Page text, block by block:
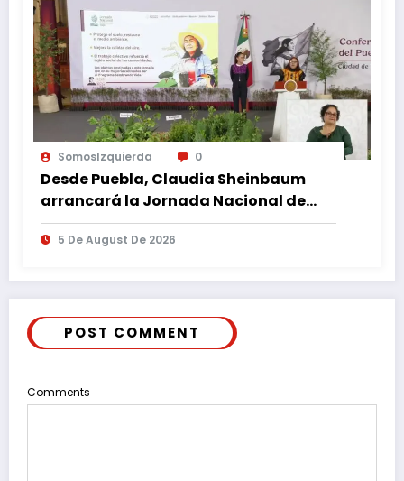
SomosIzquierda 0
Desde Puebla, Claudia Sheinbaum
arrancará la Jornada Nacional de
Reforestación
5 De August De 2026
POST COMMENT
Comments